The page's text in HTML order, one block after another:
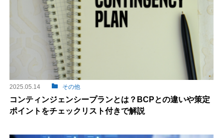
2025.05.14 その他
コンティンジェンシープランとは？BCPとの違いや策定
ポイントをチェックリスト付きで解説